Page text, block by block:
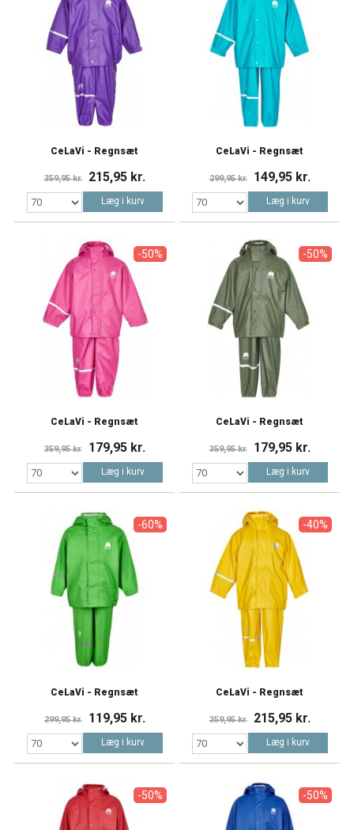
CeLaVi - Regnsæt
359,95 kr. 215,95 kr.
Læg i kurv
CeLaVi - Regnsæt
299,95 kr. 149,95 kr.
Læg i kurv
-50%
CeLaVi - Regnsæt
359,95 kr. 179,95 kr.
Læg i kurv
-50%
CeLaVi - Regnsæt
359,95 kr. 179,95 kr.
Læg i kurv
-60%
CeLaVi - Regnsæt
299,95 kr. 119,95 kr.
Læg i kurv
-40%
CeLaVi - Regnsæt
359,95 kr. 215,95 kr.
Læg i kurv
-50% -50%